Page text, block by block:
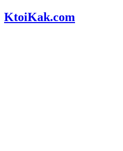
KtoiKak.com